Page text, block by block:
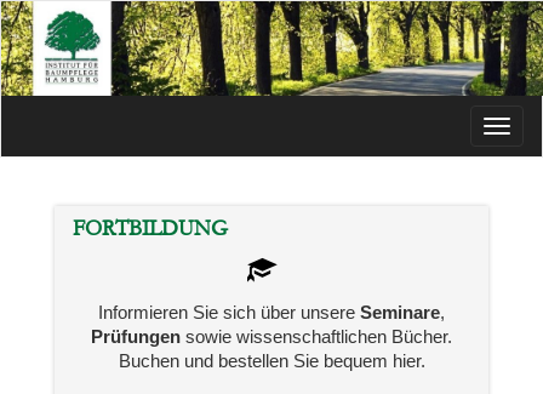
Menü
FORTBILDUNG
Informieren Sie sich über unsere Seminare,
Prüfungen sowie wissenschaftlichen Bücher.
Buchen und bestellen Sie bequem hier.